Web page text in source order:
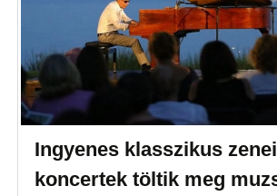
Ingyenes klasszikus zenei
koncertek töltik meg